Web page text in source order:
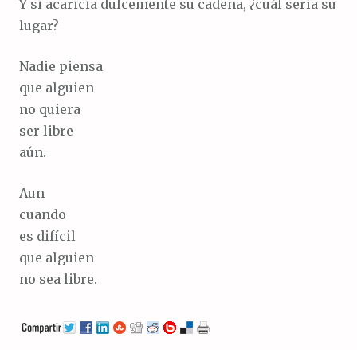
Y si acaricia dulcemente su cadena, ¿cuál sería su
lugar?
Nadie piensa
que alguien
no quiera
ser libre
aún.
Aun
cuando
es difícil
que alguien
no sea libre.